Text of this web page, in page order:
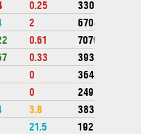
0.25
330110
2
670447
0.61
707984
0.33
393299
0
364266
0
249302
3.8
383413
21.5
1928374